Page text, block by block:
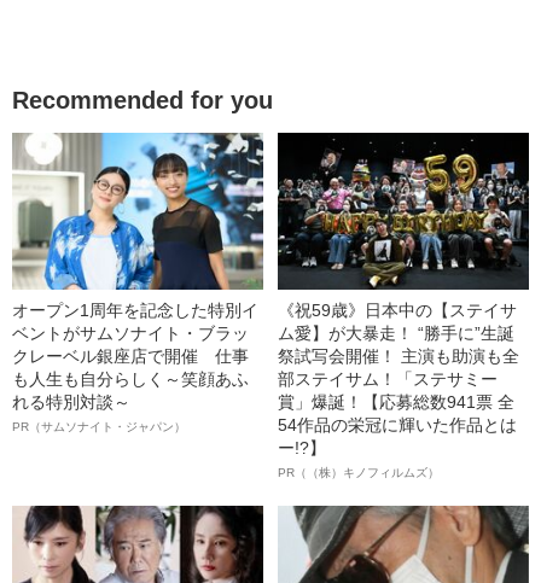
Recommended for you
オープン1周年を記念した特別イ
ベントがサムソナイト・ブラッ
クレーベル銀座店で開催 仕事
も人生も自分らしく～笑顔あふ
れる特別対談～
PR（サムソナイト・ジャパン）
《祝59歳》日本中の【ステイサ
ム愛】が大暴走！ “勝手に”生誕
祭試写会開催！ 主演も助演も全
部ステイサム！「ステサミー
賞」爆誕！【応募総数941票 全
54作品の栄冠に輝いた作品とは
ー!?】
PR（（株）キノフィルムズ）